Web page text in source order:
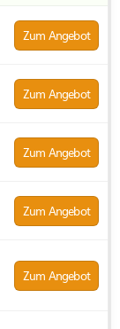
Zum Angebot
Zum Angebot
Zum Angebot
Zum Angebot
Zum Angebot